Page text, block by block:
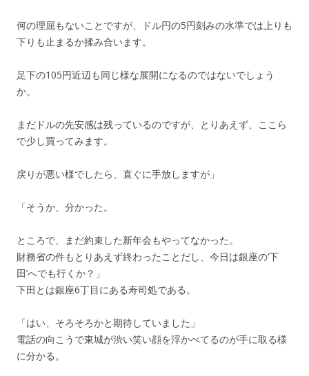
何の理屈もないことですが、ドル円の5円刻みの水準では上りも
下りも止まるか揉み合います。
足下の105円近辺も同じ様な展開になるのではないでしょう
か。
まだドルの先安感は残っているのですが、とりあえず、ここら
で少し買ってみます。
戻りが悪い様でしたら、直ぐに手放しますが」
「そうか、分かった。
ところで、まだ約束した新年会もやってなかった。
財務省の件もとりあえず終わったことだし、今日は銀座の‘下
田’へでも行くか？」
下田とは銀座6丁目にある寿司処である。
「はい、そろそろかと期待していました」
電話の向こうで東城が渋い笑い顔を浮かべてるのが手に取る様
に分かる。